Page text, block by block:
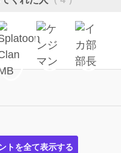
トを全て表示する